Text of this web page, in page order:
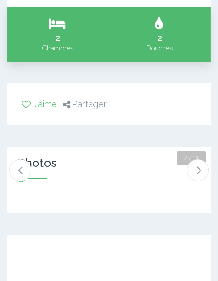
2
Chambres
2
Douches
J'aime Partager
Photos 2 / 11